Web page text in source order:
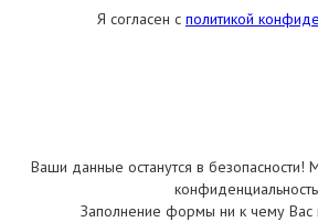
Я согласен с политикой
Ваши данные останутся в безопасности!
Заполнение формы ни к чему Вас